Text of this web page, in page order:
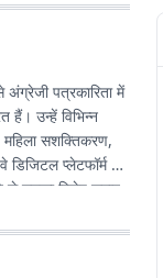
पत्रकारिता में
हैं। उन्हें विभिन्न
महिला सशक्तिकरण,
डिजिटल प्लेटफॉर्म के
से उनका विशेष लगाव
का माध्यम बन